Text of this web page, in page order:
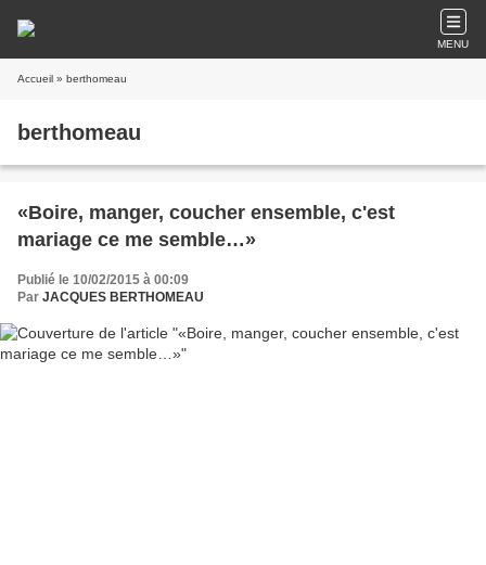
MENU
Accueil » berthomeau
berthomeau
«Boire, manger, coucher ensemble, c'est
mariage ce me semble…»
Publié le 10/02/2015 à 00:09
Par JACQUES BERTHOMEAU